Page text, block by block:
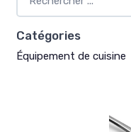
Catégories
Équipement de cuisine